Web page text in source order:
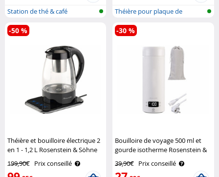
Station de thé & café
Théière pour plaque de
cuisson
Théière et bouilloire électrique 2
en 1 - 1,2 L Rosenstein & Söhne
199,90€ Prix conseillé
-50 %
Bouilloire de voyage 500 ml et
gourde isotherme Rosenstein &
39,90€ Prix conseillé
-30 %